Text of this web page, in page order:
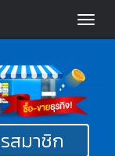
Toggle
สมาชิก